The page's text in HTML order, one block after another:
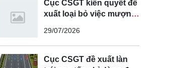
Cục CSGT kiên quyết đề
xuất loại bỏ việc mượn
để vượt xe
29/07/2026
Cục CSGT đề xuất làn